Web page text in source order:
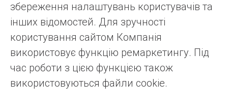
збереження налаштувань користувачів та
інших відомостей. Для зручності
користування сайтом Компанія
використовує функцію ремаркетингу. Під
час роботи з цією функцією також
використовуються файли cookie.